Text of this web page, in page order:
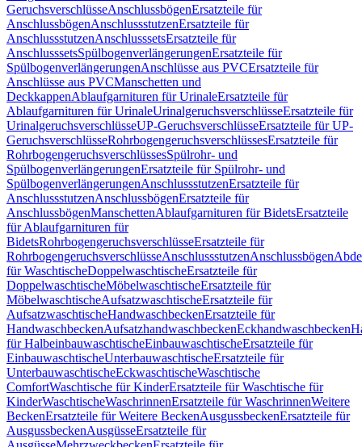
GeruchsverschlüsseAnschlussbögenErsatzteile für
AnschlussbögenAnschlussstutzenErsatzteile für
AnschlussstutzenAnschlusssetsErsatzteile für
AnschlusssetsSpülbogenverlängerungenErsatzteile für
SpülbogenverlängerungenAnschlüsse aus PVCErsatzteile für
Anschlüsse aus PVCManschetten und
DeckkappenAblaufgarnituren für UrinaleErsatzteile für
Ablaufgarnituren für UrinaleUrinalgeruchsverschlüsseErsatzteile für
UrinalgeruchsverschlüsseUP-GeruchsverschlüsseErsatzteile für UP-
GeruchsverschlüsseRohrbogengeruchsverschlüssesErsatzteile für
RohrbogengeruchsverschlüssesSpülrohr- und
SpülbogenverlängerungenErsatzteile für Spülrohr- und
SpülbogenverlängerungenAnschlussstutzenErsatzteile für
AnschlussstutzenAnschlussbögenErsatzteile für
AnschlussbögenManschettenAblaufgarnituren für BidetsErsatzteile
für Ablaufgarnituren für
BidetsRohrbogengeruchsverschlüsseErsatzteile für
RohrbogengeruchsverschlüsseAnschlussstutzenAnschlussbögen
für WaschtischeDoppelwaschtischeErsatzteile für
DoppelwaschtischeMöbelwaschtischeErsatzteile für
MöbelwaschtischeAufsatzwaschtischeErsatzteile für
AufsatzwaschtischeHandwaschbeckenErsatzteile für
HandwaschbeckenAufsatzhandwaschbeckenEckhandwaschbecken
für HalbeinbauwaschtischeEinbauwaschtischeErsatzteile für
EinbauwaschtischeUnterbauwaschtischeErsatzteile für
UnterbauwaschtischeEckwaschtischeWaschtische
ComfortWaschtische für KinderErsatzteile für Waschtische für
KinderWaschtischeWaschrinnenErsatzteile für WaschrinnenWeitere
BeckenErsatzteile für Weitere BeckenAusgussbeckenErsatzteile für
AusgussbeckenAusgüsseErsatzteile für